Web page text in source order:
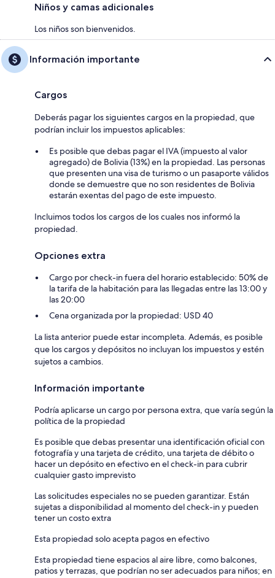
Niños y camas adicionales
Los niños son bienvenidos.
Información importante
Cargos
Deberás pagar los siguientes cargos en la propiedad, que
podrían incluir los impuestos aplicables:
Es posible que debas pagar el IVA (impuesto al valor
agregado) de Bolivia (13%) en la propiedad. Las personas
que presenten una visa de turismo o un pasaporte válidos
donde se demuestre que no son residentes de Bolivia
estarán exentas del pago de este impuesto.
Incluimos todos los cargos de los cuales nos informó la
propiedad.
Opciones extra
Cargo por check-in fuera del horario establecido: 50% de
la tarifa de la habitación para las llegadas entre las 13:00 y
las 20:00
Cena organizada por la propiedad: USD 40
La lista anterior puede estar incompleta. Además, es posible
que los cargos y depósitos no incluyan los impuestos y estén
sujetos a cambios.
Información importante
Podría aplicarse un cargo por persona extra, que varía según la
política de la propiedad
Es posible que debas presentar una identificación oficial con
fotografía y una tarjeta de crédito, una tarjeta de débito o
hacer un depósito en efectivo en el check-in para cubrir
cualquier gasto imprevisto
Las solicitudes especiales no se pueden garantizar. Están
sujetas a disponibilidad al momento del check-in y pueden
tener un costo extra
Esta propiedad solo acepta pagos en efectivo
Esta propiedad tiene espacios al aire libre, como balcones,
patios y terrazas, que podrían no ser adecuados para niños; en